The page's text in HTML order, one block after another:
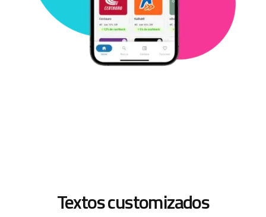
Textos customizados